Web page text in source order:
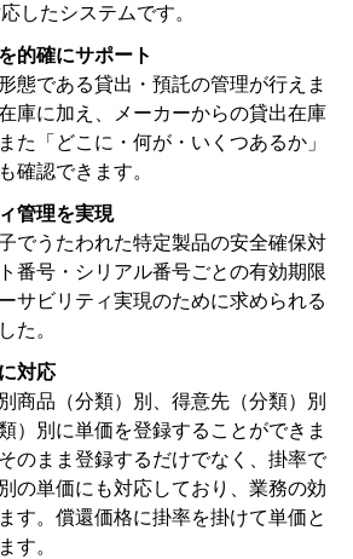
したシステムです。
的確にサポート
態である貸出・預託の管理が行えま
庫に加え、メーカーからの貸出在庫
た「どこに・何が・いくつあるか」
確認できます。
管理を実現
でうたわれた特定製品の安全確保対
番号・シリアル番号ごとの有効期限
サビリティ実現のために求められる
た。
対応
商品（分類）別、得意先（分類）別
）別に単価を登録することができま
のまま登録するだけでなく、掛率で
の単価にも対応しており、業務の効
す。償還価格に掛率を掛けて単価と
す。